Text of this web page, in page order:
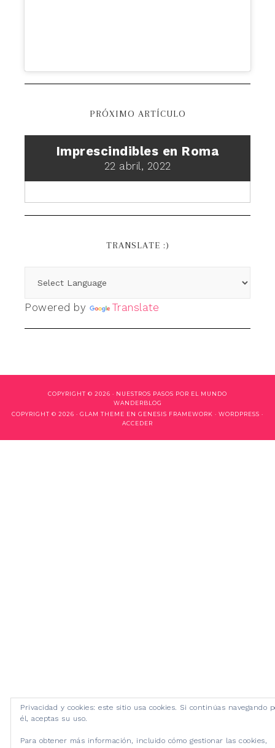
PRÓXIMO ARTÍCULO
Imprescindibles en Roma
22 abril, 2022
TRANSLATE :)
Powered by Translate
COPYRIGHT © 2026 · NUESTROS PASOS POR EL MUNDO
WANDERBLOG
COPYRIGHT © 2026 · GLAM THEME EN GENESIS FRAMEWORK · WORDPRESS ·
ACCEDER
Privacidad y cookies: este sitio usa cookies. Si continúas navegando
él, aceptas su uso.
Para obtener más información, incluido cómo gestionar las cookies,